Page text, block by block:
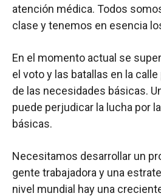
atención médica. Todos
clase y tenemos en esencia
En el momento actual se
el voto y las batallas en la
de las necesidades básicas.
puede perjudicar la lucha por
básicas.
Necesitamos desarrollar un
gente trabajadora y una
nivel mundial hay una